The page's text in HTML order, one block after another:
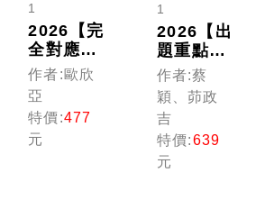
1
2026【完
全對應
IFRS】
一次考上
銀行 會
計學(含
概要)：
作者:歐欣
亞
特價:477
元
1
2026【出
題重點一
書搞定】
一次考上
銀行 計
算機概論
(含網路
概論)
作者:蔡
穎、茆政
吉
特價:639
元